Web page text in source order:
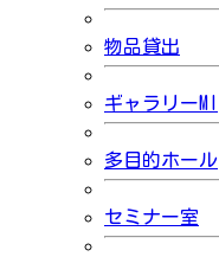
物品貸出
ギャラリーMI
多目的ホール
セミナー室